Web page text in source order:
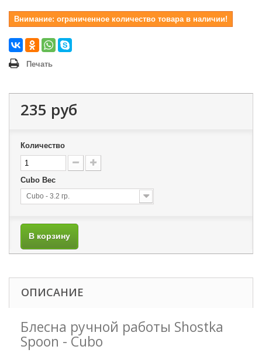
Внимание: ограниченное количество товара в наличии!
Печать
235 руб
Количество
Cubo Вес
Cubo - 3.2 гр.
В корзину
ОПИСАНИЕ
Блесна ручной работы Shostka
Spoon - Cubo